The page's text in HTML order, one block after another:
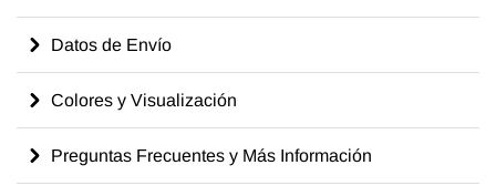
Datos de Envío
Colores y Visualización
Preguntas Frecuentes y Más Información